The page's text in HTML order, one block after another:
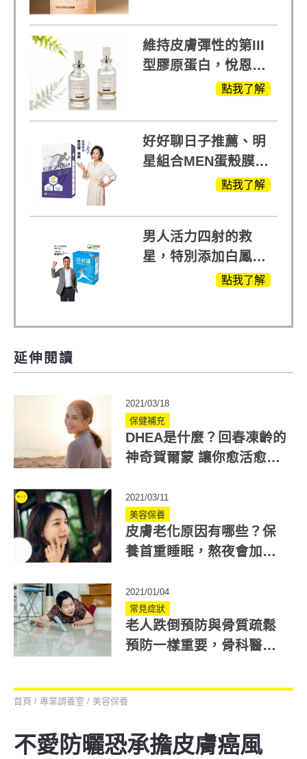
維持皮膚彈性的第III
型膠原蛋白，悅恩詩
給予寶寶般的肌膚感
點我了解
好好聊日子推薦、明
星組合MEN蛋殼膜
(蛋白聚醣)+UCII，超
點我了解
男人活力四射的救
星，特別添加白鳳豆
萃取 五色瑪卡點我了解
延伸閱讀
2021/03/18
保健補充
DHEA是什麼？回春凍齡的
神奇賀爾蒙 讓你愈活愈年
2021/03/11
美容保養
皮膚老化原因有哪些？保
養首重睡眠，熬夜會加速
2021/01/04
常見症狀
老人跌倒預防與骨質疏鬆
預防一樣重要，骨科醫師
首頁 / 專業調養室 / 美容保養
不愛防曬恐承擔皮膚癌風